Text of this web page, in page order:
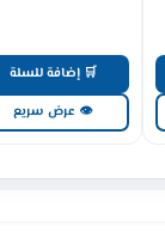
🛒 إضافة للسلة
👁 عرض سريع